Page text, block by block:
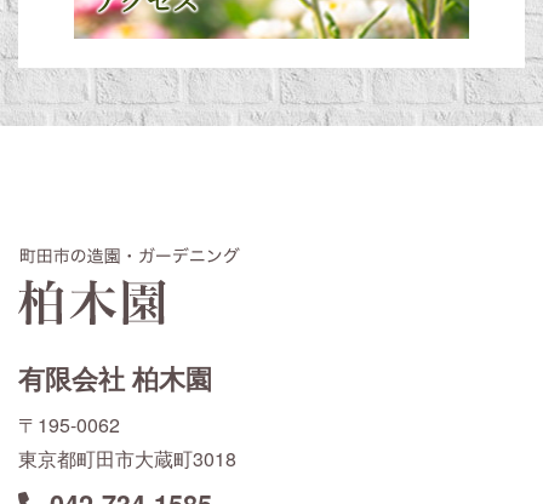
有限会社 柏木園
〒195-0062
東京都町田市大蔵町3018